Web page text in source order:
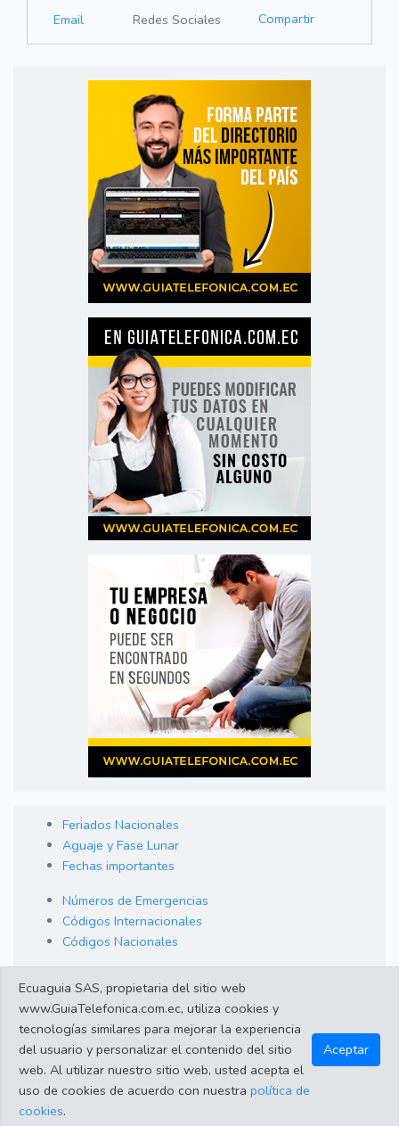
Email
Redes Sociales Compartir
Feriados Nacionales
Aguaje y Fase Lunar
Fechas importantes
Números de Emergencias
Códigos Internacionales
Códigos Nacionales
Cambio de Divisas
Enlaces de interes
©2023 Guiatelefonica.com.ec una empresa 100% ecuatoriana.
Apoya lo nuestro!. Todos los derechos reservados |
Ecuaguia SAS, propietaria del sitio web
www.GuiaTelefonica.com.ec, utiliza cookies y
tecnologías similares para mejorar la experiencia
del usuario y personalizar el contenido del sitio
web. Al utilizar nuestro sitio web, usted acepta el
uso de cookies de acuerdo con nuestra política de
cookies.
Aceptar